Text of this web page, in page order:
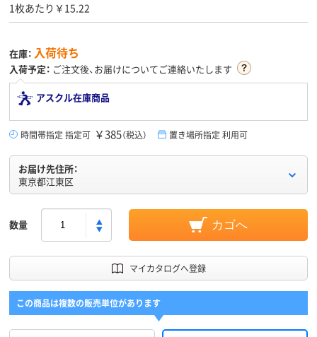
1枚あたり￥15.22
在庫： 入荷待ち
入荷予定： ご注文後、お届けについてご連絡いたします
アスクル在庫商品
時間帯指定 指定可 ￥385（税込） 置き場所指定 利用可
お届け先住所：
東京都江東区
数量 カゴへ
マイカタログへ登録
この商品は複数の販売単位があります